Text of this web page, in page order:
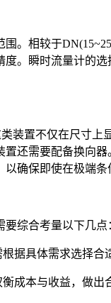
相较于
。瞬时流量计的
置不仅在尺寸上
还需要配备换向
确保即使在极端条
综合考量以下几点
具体需求选择合
本与收益，做出